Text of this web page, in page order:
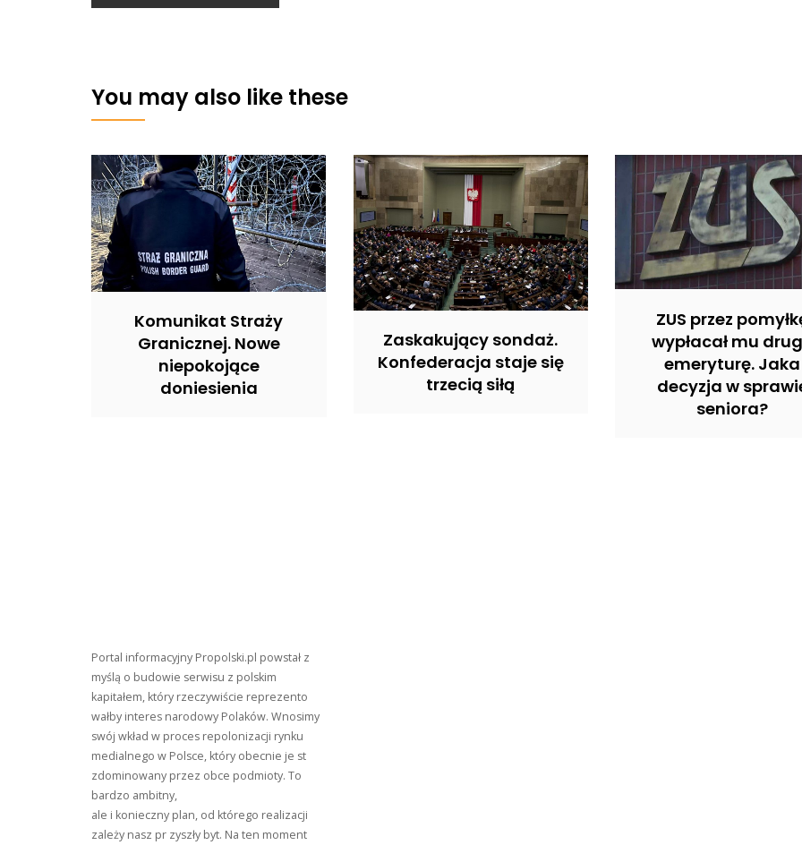
You may also like these
Komunikat Straży
Granicznej. Nowe
niepokojące
doniesienia
Zaskakujący sondaż.
Konfederacja staje się
trzecią siłą
ZUS przez
wypłacał mu
emeryturę. Jaka
decyzja w
seniora?
Portal informacyjny Propolski.pl powstał z
myślą o budowie serwisu z polskim
kapitałem, który rzeczywiście reprezento
wałby interes narodowy Polaków. Wnosimy
swój wkład w proces repolonizacji rynku
medialnego w Polsce, który obecnie je st
zdominowany przez obce podmioty. To
bardzo ambitny,
ale i konieczny plan, od którego realizacji
zależy nasz pr zyszły byt. Na ten moment